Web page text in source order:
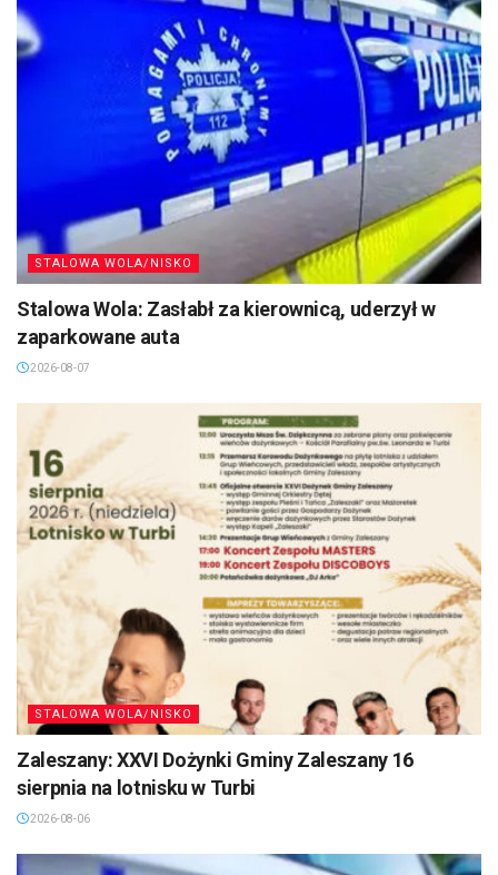
STALOWA WOLA/NISKO
Stalowa Wola: Zasłabł za kierownicą, uderzył w
zaparkowane auta
2026-08-07
STALOWA WOLA/NISKO
Zaleszany: XXVI Dożynki Gminy Zaleszany 16
sierpnia na lotnisku w Turbi
2026-08-06